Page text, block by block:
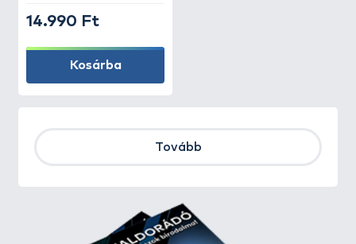
14.990 Ft
Kosárba
Tovább